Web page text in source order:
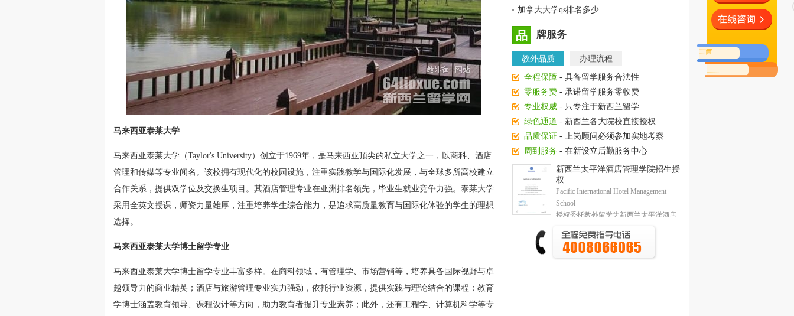
马来西亚泰莱大学
马来西亚泰莱大学（Taylor's University）创立于1969年，是马来西亚顶尖的私立大学之一，以商科、酒店
管理和传媒等专业闻名。该校拥有现代化的校园设施，注重实践教学与国际化发展，与全球多所高校建立
合作关系，提供双学位及交换生项目。其酒店管理专业在亚洲排名领先，毕业生就业竞争力强。泰莱大学
采用全英文授课，师资力量雄厚，注重培养学生综合能力，是追求高质量教育与国际化体验的学生的理想
选择。
马来西亚泰莱大学博士留学专业
马来西亚泰莱大学博士留学专业丰富多样。在商科领域，有管理学、市场营销等，培养具备国际视野与卓
越领导力的商业精英；酒店与旅游管理专业实力强劲，依托行业资源，提供实践与理论结合的课程；教育
学博士涵盖教育领导、课程设计等方向，助力教育者提升专业素养；此外，还有工程学、计算机科学等专
加拿大大学qs排名多少
品 牌服务
教外品质 办理流程
全程保障 - 具备留学服务合法性
零服务费 - 承诺留学服务零收费
专业权威 - 只专注于新西兰留学
绿色通道 - 新西兰各大院校直接授权
品质保证 - 上岗顾问必须参加实地考察
周到服务 - 在新设立后勤服务中心